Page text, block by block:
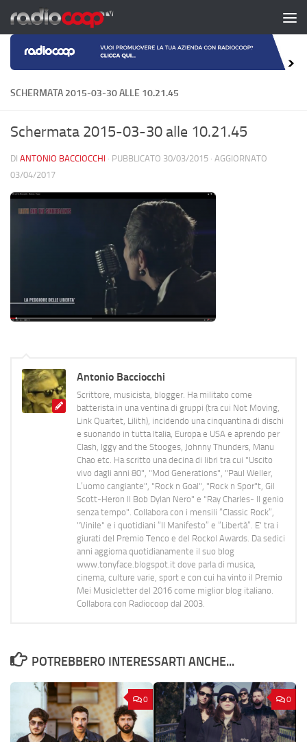
Salta al contenuto
SCHERMATA 2015-03-30 ALLE 10.21.45
Schermata 2015-03-30 alle 10.21.45
DI ANTONIO BACCIOCCHI · PUBBLICATO 30/03/2015 · AGGIORNATO
03/04/2017
Antonio Bacciocchi
Scrittore, musicista, blogger. Ha militato come
batterista in una ventina di gruppi (tra cui Not Moving,
Link Quartet, Lilith), incidendo una cinquantina di dischi
e suonando in tutta Italia, Europa e USA e aprendo per
Clash, Iggy and the Stooges, Johnny Thunders, Manu
Chao etc. Ha scritto una decina di libri tra cui "Uscito
vivo dagli anni 80", "Mod Generations", "Paul Weller,
L’uomo cangiante", "Rock n Goal", "Rock n Spor"t, Gil
Scott-Heron Il Bob Dylan Nero" e "Ray Charles- Il genio
senza tempo". Collabora con i mensili “Classic Rock”,
"Vinile" e i quotidiani “Il Manifesto” e “Libertà”. E' tra i
giurati del Premio Tenco e del Rockol Awards. Da sedici
anni aggiorna quotidianamente il suo blog
www.tonyface.blogspot.it dove parla di musica,
cinema, culture varie, sport e con cui ha vinto il Premio
Mei Musicletter del 2016 come miglior blog italiano.
Collabora con Radiocoop dal 2003.
POTREBBERO INTERESSARTI ANCHE...
0 0